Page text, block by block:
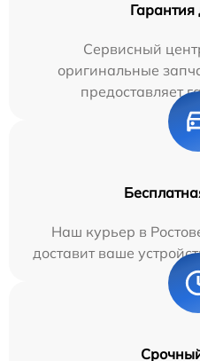
Гарантия
Сервисный
оригинальные
предоставляет
Наш курьер в
доставит ваше